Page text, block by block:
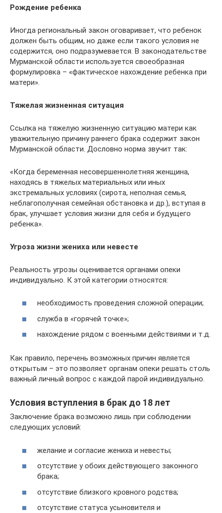
Рождение ребенка
Иногда региональный закон оговаривает, что ребенок
должен быть общим, но даже если такого условия не
содержится, оно подразумевается. В законодательстве
Мурманской области используется своеобразная
формулировка – «фактическое нахождение ребенка при
матери».
Тяжелая жизненная ситуация
Ссылка на тяжелую жизненную ситуацию матери как
уважительную причину раннего брака содержит закон
Мурманской области. Дословно норма звучит так:
«Когда беременная несовершеннолетняя женщина,
находясь в тяжелых материальных или иных
экстремальных условиях (сирота, неполная семья,
неблагополучная семейная обстановка и др.), вступая в
брак, улучшает условия жизни для себя и будущего
ребенка».
Угроза жизни жениха или невесте
Реальность угрозы оценивается органами опеки
индивидуально. К этой категории относятся:
необходимость проведения сложной операции;
служба в «горячей точке»;
нахождение рядом с военными действиями и т.д.
Как правило, перечень возможных причин является
открытым – это позволяет органам опеки решать столь
важный личный вопрос с каждой парой индивидуально.
Условия вступления в брак до 18 лет
Заключение брака возможно лишь при соблюдении
следующих условий:
желание и согласие жениха и невесты;
отсутствие у обоих действующего законного
брака;
отсутствие близкого кровного родства;
отсутствие статуса усыновителя и